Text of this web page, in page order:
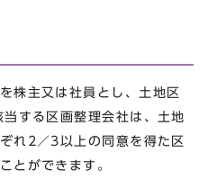
株主又は社員とし、土地区
する区画整理会社は、土地
れ2／3以上の同意を得た区
とができます。